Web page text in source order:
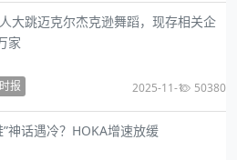
大跳迈克尔杰克逊舞蹈，现存相关企
家
报 2025-11-1 50380
”神话遇冷？HOKA增速放缓